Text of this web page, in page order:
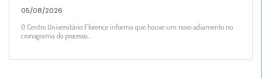
05/08/2026
O Centro Universitário Florence informa que houve um novo adiamento no
cronograma do processo...